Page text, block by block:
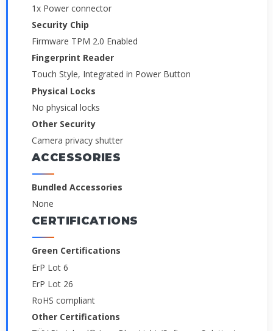
1x Power connector
Security Chip
Firmware TPM 2.0 Enabled
Fingerprint Reader
Touch Style, Integrated in Power Button
Physical Locks
No physical locks
Other Security
Camera privacy shutter
ACCESSORIES
Bundled Accessories
None
CERTIFICATIONS
Green Certifications
ErP Lot 6
ErP Lot 26
RoHS compliant
Other Certifications